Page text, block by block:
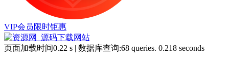
VIP会员限时钜惠
页面加载时间0.22 s | 数据库查询:68 queries. 0.218 seconds